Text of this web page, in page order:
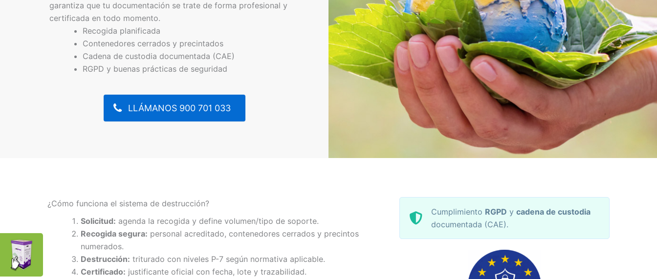
garantiza que tu documentación se trate de forma profesional y
certificada en todo momento.
Recogida planificada
Contenedores cerrados y precintados
Cadena de custodia documentada (CAE)
RGPD y buenas prácticas de seguridad
LLÁMANOS 900 701 033
¿Cómo funciona el sistema de destrucción?
Solicitud: agenda la recogida y define volumen/tipo de soporte.
Recogida segura: personal acreditado, contenedores cerrados y precintos
numerados.
Destrucción: triturado con niveles P-7 según normativa aplicable.
Certificado: justificante oficial con fecha, lote y trazabilidad.
Cumplimiento RGPD y cadena de custodia
documentada (CAE).